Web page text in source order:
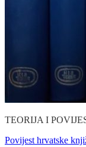
TEORIJA I
Povijest hrvatske